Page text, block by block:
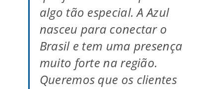
algo tão especial. A Azul
nasceu para conectar o
Brasil e tem uma presença
muito forte na região.
Queremos que os clientes